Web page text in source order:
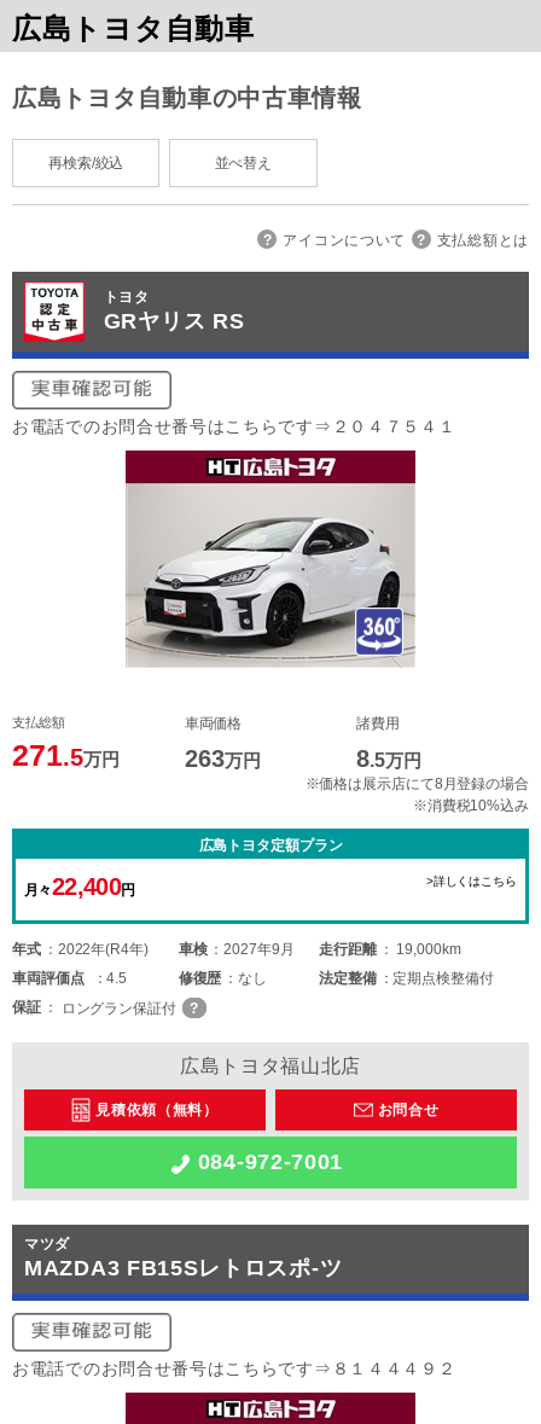
広島トヨタ自動車
広島トヨタ自動車の中古車情報
再検索/絞込 並べ替え
アイコンについて 支払総額とは
トヨタ
GRヤリス RS
お電話でのお問合せ番号はこちらです⇒２０４７５４１
支払総額
271.5万円
車両価格
263万円
諸費用
8.5万円
※価格は展示店にて8月登録の場合
※消費税10%込み
広島トヨタ定額プラン
月々22,400円
>詳しくはこちら
年式 2022年(R4年) 車検 2027年9月 走行距離
19,000km
車両評価点 4.5 修復歴 なし 法定整備
定期点検整備付
保証
ロングラン保証付
広島トヨタ福山北店
見積依頼（無料） お問合せ
084-972-7001
マツダ
MAZDA3 FB15Sレトロスポ-ツ
お電話でのお問合せ番号はこちらです⇒８１４４４９２